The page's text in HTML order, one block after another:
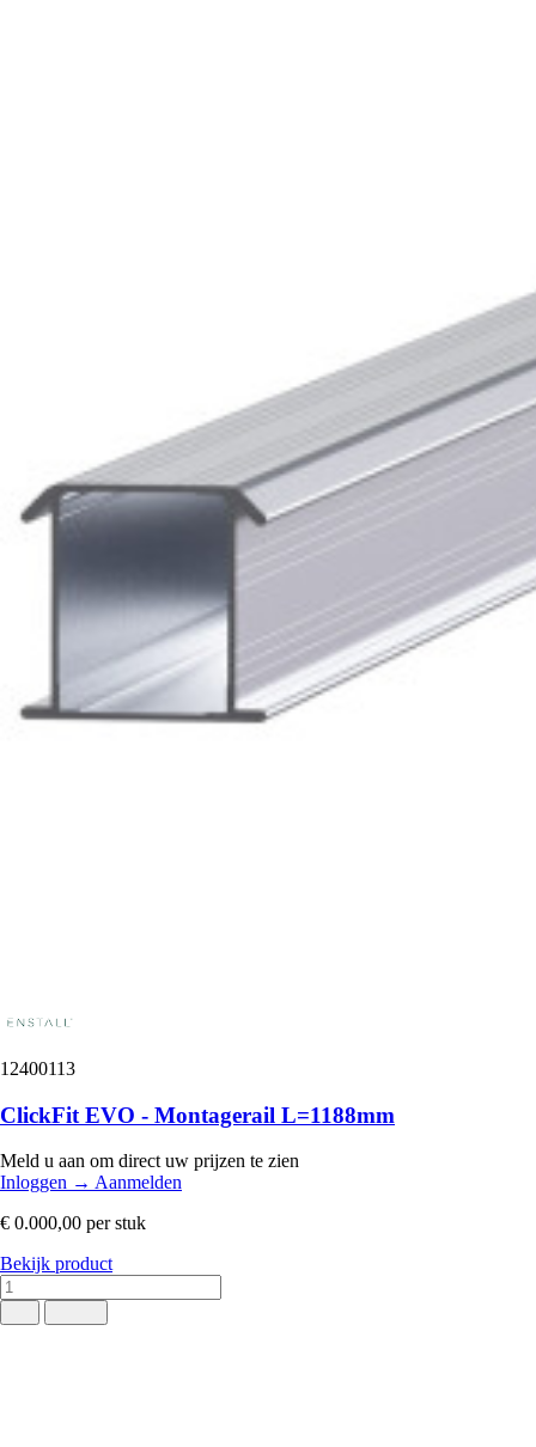
12400113
ClickFit EVO - Montagerail L=1188mm
Meld u aan om direct uw prijzen te zien
Inloggen → Aanmelden
€ 0.000,00 per stuk
Bekijk product